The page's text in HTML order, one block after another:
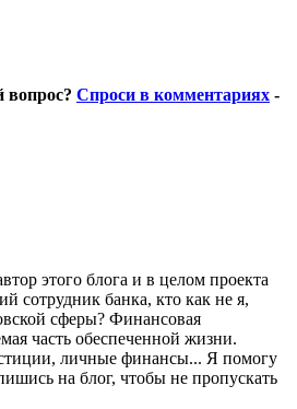
вопрос? Спроси в комментариях -
этого блога и в целом проекта
сотрудник банка, кто как не я,
сферы? Финансовая
часть обеспеченной жизни.
личные финансы... Я помогу
на блог, чтобы не пропускать